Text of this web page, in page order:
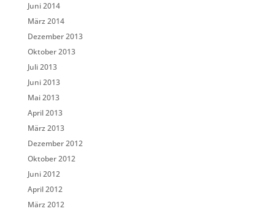
Juni 2014
März 2014
Dezember 2013
Oktober 2013
Juli 2013
Juni 2013
Mai 2013
April 2013
März 2013
Dezember 2012
Oktober 2012
Juni 2012
April 2012
März 2012